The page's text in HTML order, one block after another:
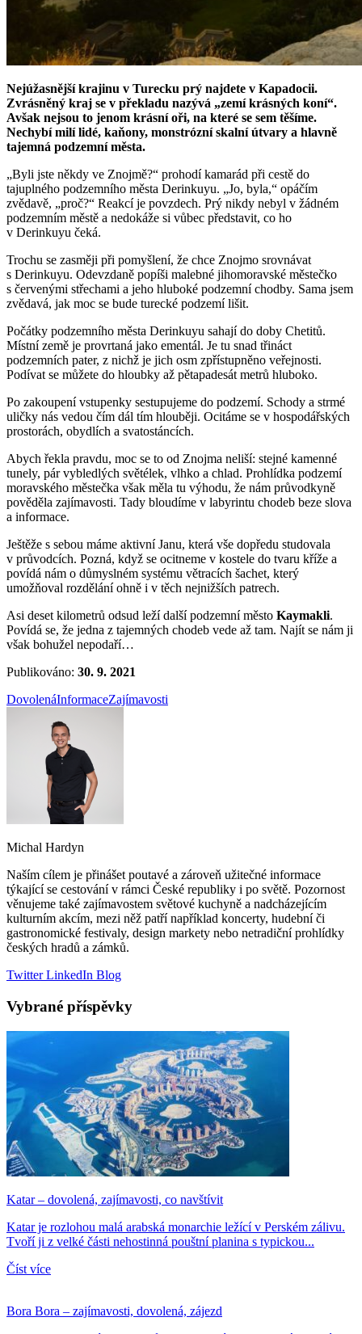
Nejúžasnější krajinu v Turecku prý najdete v Kapadocii.
Zvrásněný kraj se v překladu nazývá „zemí krásných koní“.
Avšak nejsou to jenom krásní oři, na které se sem těšíme.
Nechybí milí lidé, kaňony, monstrózní skalní útvary a hlavně
tajemná podzemní města.
„Byli jste někdy ve Znojmě?“ prohodí kamarád při cestě do
tajuplného podzemního města Derinkuyu. „Jo, byla,“ opáčím
zvědavě, „proč?“ Reakcí je povzdech. Prý nikdy nebyl v žádném
podzemním městě a nedokáže si vůbec představit, co ho
v Derinkuyu čeká.
Trochu se zasměji při pomyšlení, že chce Znojmo srovnávat
s Derinkuyu. Odevzdaně popíši malebné jihomoravské městečko
s červenými střechami a jeho hluboké podzemní chodby. Sama jsem
zvědavá, jak moc se bude turecké podzemí lišit.
Počátky podzemního města Derinkuyu sahají do doby Chetitů.
Místní země je provrtaná jako ementál. Je tu snad třináct
podzemních pater, z nichž je jich osm zpřístupněno veřejnosti.
Podívat se můžete do hloubky až pětapadesát metrů hluboko.
Po zakoupení vstupenky sestupujeme do podzemí. Schody a strmé
uličky nás vedou čím dál tím hlouběji. Ocitáme se v hospodářských
prostorách, obydlích a svatostáncích.
Abych řekla pravdu, moc se to od Znojma neliší: stejné kamenné
tunely, pár vybledlých světélek, vlhko a chlad. Prohlídka podzemí
moravského městečka však měla tu výhodu, že nám průvodkyně
pověděla zajímavosti. Tady bloudíme v labyrintu chodeb beze slova
a informace.
Ještěže s sebou máme aktivní Janu, která vše dopředu studovala
v průvodcích. Pozná, když se ocitneme v kostele do tvaru kříže a
povídá nám o důmyslném systému větracích šachet, který
umožňoval rozdělání ohně i v těch nejnižších patrech.
Asi deset kilometrů odsud leží další podzemní město Kaymakli.
Povídá se, že jedna z tajemných chodeb vede až tam. Najít se nám ji
však bohužel nepodaří…
Publikováno: 30. 9. 2021
DovolenáInformaceZajímavosti
Michal Hardyn
Naším cílem je přinášet poutavé a zároveň užitečné informace
týkající se cestování v rámci České republiky i po světě. Pozornost
věnujeme také zajímavostem světové kuchyně a nadcházejícím
kulturním akcím, mezi něž patří například koncerty, hudební či
gastronomické festivaly, design markety nebo netradiční prohlídky
českých hradů a zámků.
TwitterLinkedIn Blog
Vybrané příspěvky
Katar – dovolená, zajímavosti, co navštívit
Katar je rozlohou malá arabská monarchie ležící v Perském zálivu.
Tvoří ji z velké části nehostinná pouštní planina s typickou...
Číst více
Bora Bora – zajímavosti, dovolená, zájezd